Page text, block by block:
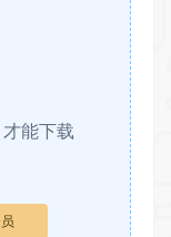
才能下载